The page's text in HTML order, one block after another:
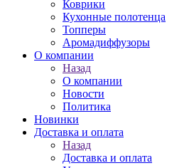
Коврики
Кухонные полотенца
Топперы
Аромадиффузоры
О компании
Назад
О компании
Новости
Политика
Новинки
Доставка и оплата
Назад
Доставка и оплата